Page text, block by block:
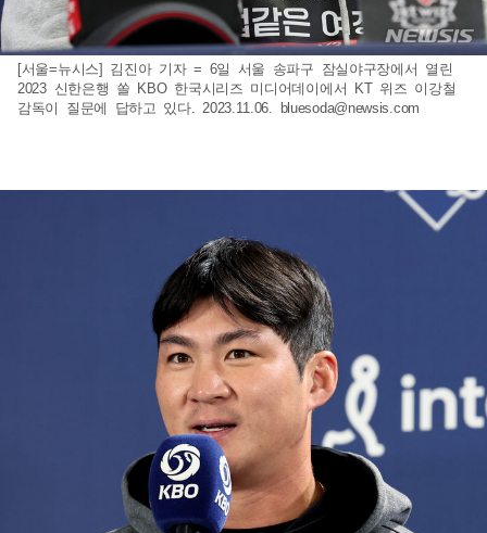
[서울=뉴시스] 김진아 기자 = 6일 서울 송파구 잠실야구장에서 열린
2023 신한은행 쏠 KBO 한국시리즈 미디어데이에서 KT 위즈 이강철
감독이 질문에 답하고 있다. 2023.11.06.
bluesoda@newsis.com